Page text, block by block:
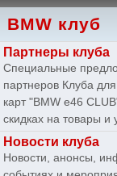
BMW клуб
Партнеры клуба
Специальные
партнеров Клуба
карт "BMW e46
скидках на товары и
Новости клуба
Новости, анонсы,